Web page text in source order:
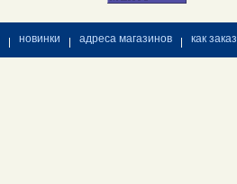
новинки адреса магазинов как